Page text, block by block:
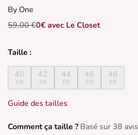
By One
59,00 €0€ avec Le Closet
Taille :
40
FR
42
FR
44
FR
46
FR
48
FR
Guide des tailles
Comment ça taille ? Basé sur 38 avis